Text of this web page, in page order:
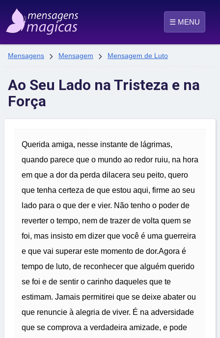
☰ MENU
Mensagens  Mensagem  Mensagem de Luto
Ao Seu Lado na Tristeza e na
Força
Querida amiga, nesse instante de lágrimas,
quando parece que o mundo ao redor ruiu, na hora
em que a dor da perda dilacera seu peito, quero
que tenha certeza de que estou aqui, firme ao seu
lado para o que der e vier. Não tenho o poder de
reverter o tempo, nem de trazer de volta quem se
foi, mas insisto em dizer que você é uma guerreira
e que vai superar este momento de dor.Agora é
tempo de luto, de reconhecer que alguém querido
se foi e de sentir o carinho daqueles que te
estimam. Jamais permitirei que se deixe abater ou
que renuncie à alegria de viver. É na adversidade
que se comprova a verdadeira amizade, e pode